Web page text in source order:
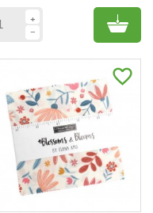
Add
favorite_border